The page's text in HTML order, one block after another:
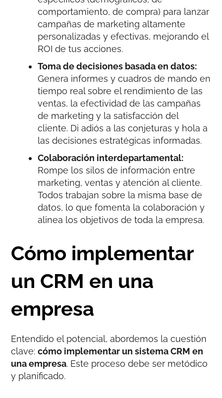
comportamiento, de compra) para lanzar
campañas de marketing altamente
personalizadas y efectivas, mejorando el
ROI de tus acciones.
Toma de decisiones basada en datos:
Genera informes y cuadros de mando en
tiempo real sobre el rendimiento de las
ventas, la efectividad de las campañas
de marketing y la satisfacción del
cliente. Di adiós a las conjeturas y hola a
las decisiones estratégicas informadas.
Colaboración interdepartamental:
Rompe los silos de información entre
marketing, ventas y atención al cliente.
Todos trabajan sobre la misma base de
datos, lo que fomenta la colaboración y
alinea los objetivos de toda la empresa.
Cómo implementar
un CRM en una
empresa
Entendido el potencial, abordemos la cuestión
clave:cómo implementar un sistema CRM en
una empresa. Este proceso debe ser metódico
y planificado.